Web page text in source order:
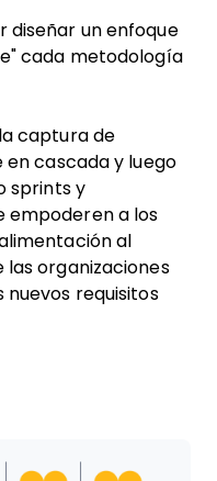
diseñar un enfoque
cada metodología
captura de
en cascada y luego
sprints y
empoderen a los
al
las organizaciones
nuevos requisitos